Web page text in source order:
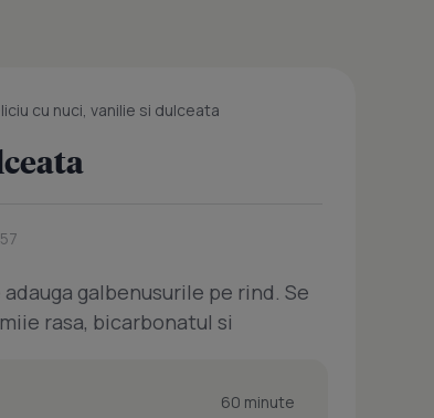
cu nuci, vanilie si dulceata
galbenusurile pe rind. Se
rasa, bicarbonatul si
60 minute